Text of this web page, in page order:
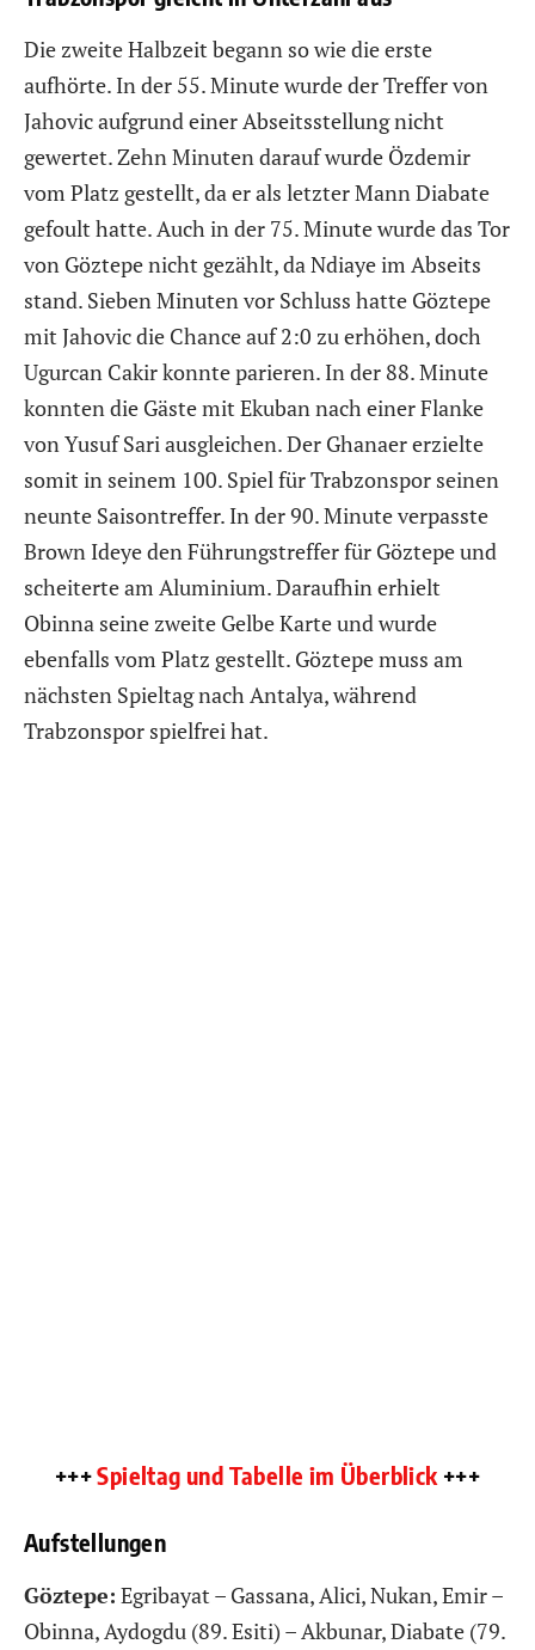
Die zweite Halbzeit begann so wie die erste
aufhörte. In der 55. Minute wurde der Treffer von
Jahovic aufgrund einer Abseitsstellung nicht
gewertet. Zehn Minuten darauf wurde Özdemir
vom Platz gestellt, da er als letzter Mann Diabate
gefoult hatte. Auch in der 75. Minute wurde das Tor
von Göztepe nicht gezählt, da Ndiaye im Abseits
stand. Sieben Minuten vor Schluss hatte Göztepe
mit Jahovic die Chance auf 2:0 zu erhöhen, doch
Ugurcan Cakir konnte parieren. In der 88. Minute
konnten die Gäste mit Ekuban nach einer Flanke
von Yusuf Sari ausgleichen. Der Ghanaer erzielte
somit in seinem 100. Spiel für Trabzonspor seinen
neunte Saisontreffer. In der 90. Minute verpasste
Brown Ideye den Führungstreffer für Göztepe und
scheiterte am Aluminium. Daraufhin erhielt
Obinna seine zweite Gelbe Karte und wurde
ebenfalls vom Platz gestellt. Göztepe muss am
nächsten Spieltag nach Antalya, während
Trabzonspor spielfrei hat.
+++Spieltag und Tabelle im Überblick +++
Aufstellungen
Göztepe: Egribayat – Gassana, Alici, Nukan, Emir –
Obinna, Aydogdu (89. Esiti) – Akbunar, Diabate (79.